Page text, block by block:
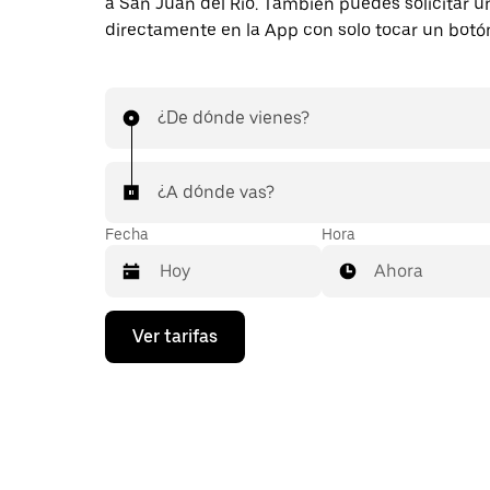
directamente en la App con solo tocar un
¿De dónde vienes?
¿A dónde vas?
Fecha
Presiona
flecha
Hora
Ahora
Ver tarifas